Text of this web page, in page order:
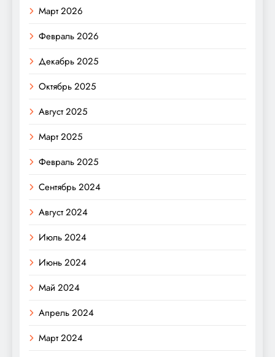
Март 2026
Февраль 2026
Декабрь 2025
Октябрь 2025
Август 2025
Март 2025
Февраль 2025
Сентябрь 2024
Август 2024
Июль 2024
Июнь 2024
Май 2024
Апрель 2024
Март 2024